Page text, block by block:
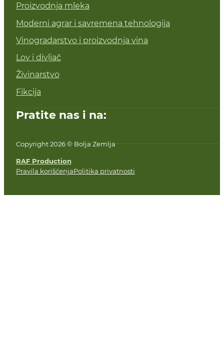
Proizvodnja mleka
Moderni agrar i savremena tehnologija
Vinogradarstvo i proizvodnja vina
Lov i divljač
Živinarstvo
Fikcija
Pratite nas i na:
Copyright 2026 © Bolja Zemlja
RAF Production
Pravila korišćenjaPolitika privatnosti